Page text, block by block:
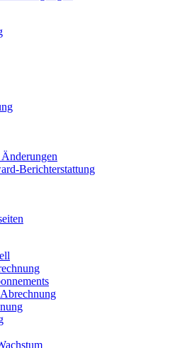
Berichterstattung